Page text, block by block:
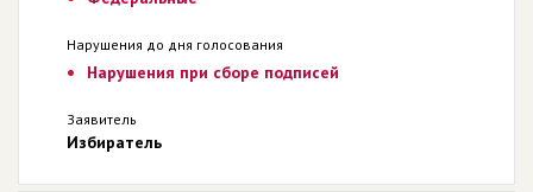
Нарушения до дня голосования
Нарушения при сборе подписей
Заявитель
Избиратель